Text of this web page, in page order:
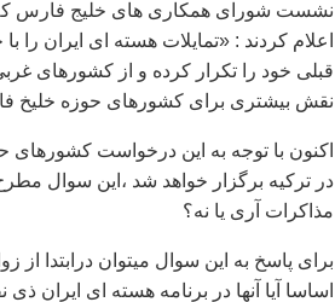
اعلام کردند : «تمايلات هسته ای ايران
قبلی خود را تکرار کرده و از کشورهای
نقش بيشتری برای کشورهای حوزه خليخ
اکنون با توجه به اين درخواست
در ترکيه برگزار خواهد شد ،اين سوال
مذاکرات آری يا نه؟
برای پاسخ به اين سوال ميتوان درابتدا
اساسا آيا آنها در برنامه هسته ای ايران